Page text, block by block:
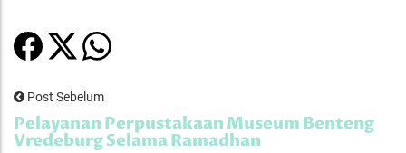
Post Sebelum
Pelayanan Perpustakaan Museum Benteng
Vredeburg Selama Ramadhan